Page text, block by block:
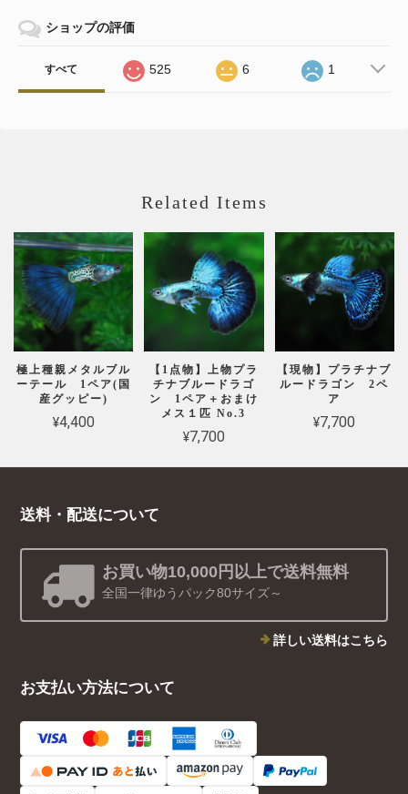
ショップの評価
すべて 525 6 1
Related Items
極上種親メタルブル
ーテール 1ペア(国
産グッピー)
¥4,400
【1点物】上物プラ
チナブルードラゴ
ン 1ペア＋おまけ
メス１匹 No.3
¥7,700
【現物】プラチナブ
ルードラゴン 2ペ
ア
¥7,700
送料・配送について
お買い物10,000円以上で送料無料
全国一律ゆうパック80サイズ～
詳しい送料はこちら
お支払い方法について